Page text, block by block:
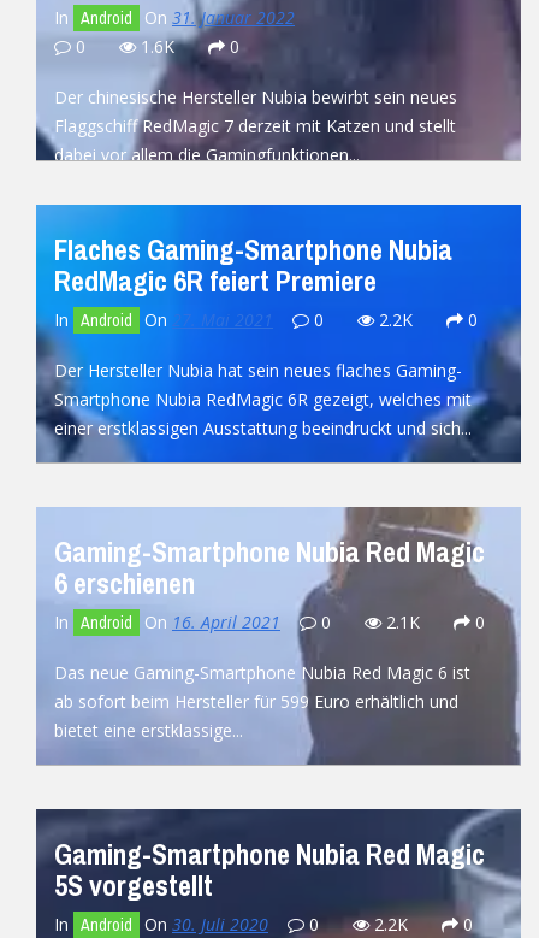
In Android On 31. Januar 2022
0
1.6K 0
Der chinesische Hersteller Nubia bewirbt sein neues
Flaggschiff RedMagic 7 derzeit mit Katzen und stellt
dabei vor allem die Gamingfunktionen...
Flaches Gaming-Smartphone Nubia
RedMagic 6R feiert Premiere
In Android On 27. Mai 2021 0 2.2K 0
Der Hersteller Nubia hat sein neues flaches Gaming-
Smartphone Nubia RedMagic 6R gezeigt, welches mit
einer erstklassigen Ausstattung beeindruckt und sich...
READ MORE
Gaming-Smartphone Nubia Red Magic
6 erschienen
In Android On 16. April 2021 0 2.1K 0
Das neue Gaming-Smartphone Nubia Red Magic 6 ist
ab sofort beim Hersteller für 599 Euro erhältlich und
bietet eine erstklassige...
READ MORE
Gaming-Smartphone Nubia Red Magic
5S vorgestellt
In Android On 30. Juli 2020 0 2.2K 0